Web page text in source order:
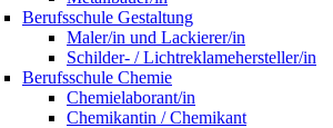
Berufsschule Gestaltung
Maler/in und Lackierer/in
Schilder- / Lichtreklamehersteller/in
Berufsschule Chemie
Chemielaborant/in
Chemikantin / Chemikant